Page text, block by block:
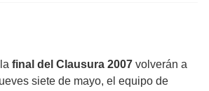
final del Clausura 2007 volverán a
siete de mayo, el equipo de